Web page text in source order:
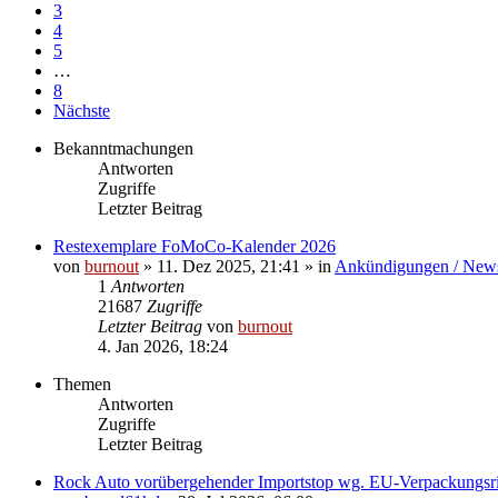
3
4
5
…
8
Nächste
Bekanntmachungen
Antworten
Zugriffe
Letzter Beitrag
Restexemplare FoMoCo-Kalender 2026
von burnout » 11. Dez 2025, 21:41 » in Ankündigungen /
1 Antworten
21687 Zugriffe
Letzter Beitrag von burnout
4. Jan 2026, 18:24
Themen
Antworten
Zugriffe
Letzter Beitrag
Rock Auto vorübergehender Importstop wg. EU-